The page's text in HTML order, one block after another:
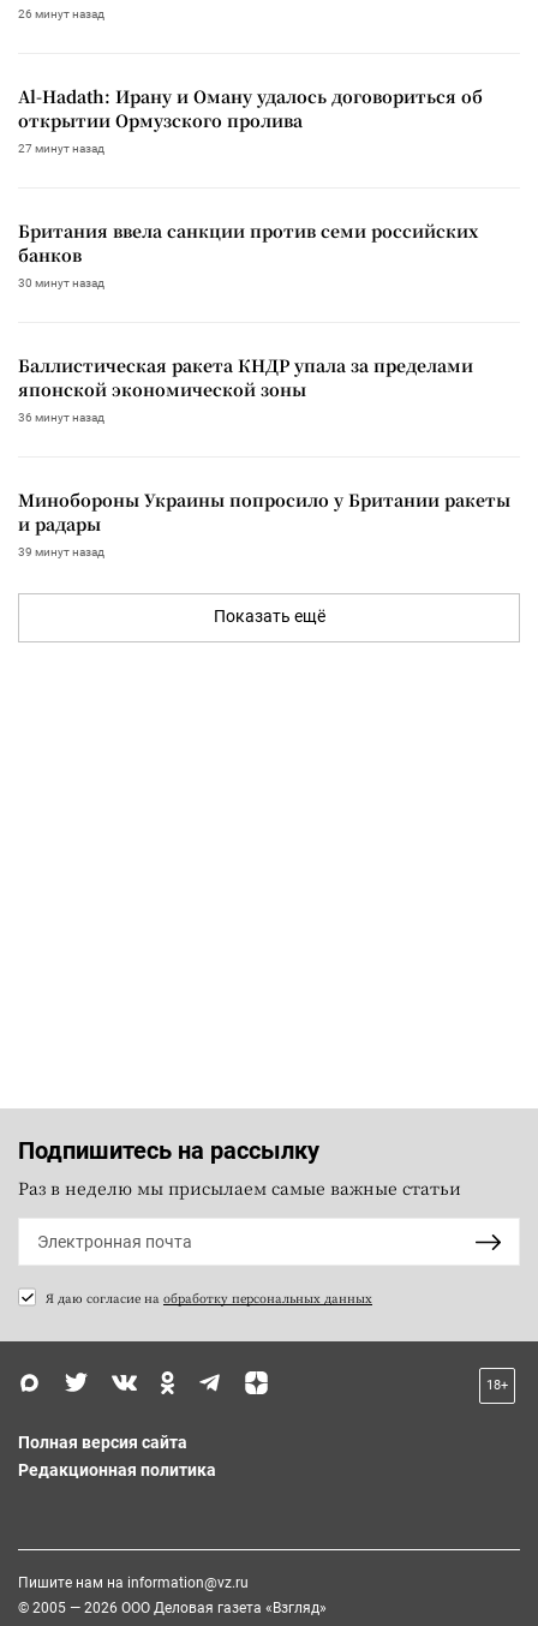
26 минут назад
Al-Hadath: Ирану и Оману удалось договориться об
открытии Ормузского пролива
27 минут назад
Британия ввела санкции против семи российских
банков
30 минут назад
Баллистическая ракета КНДР упала за пределами
японской экономической зоны
36 минут назад
Минобороны Украины попросило у Британии ракеты
и радары
39 минут назад
Показать ещё
Подпишитесь на рассылку
Раз в неделю мы присылаем самые важные статьи
Я даю согласие на обработку персональных данных
18+
Полная версия сайта
Редакционная политика
Пишите нам на information@vz.ru
© 2005 — 2026 ООО Деловая газета «Взгляд»